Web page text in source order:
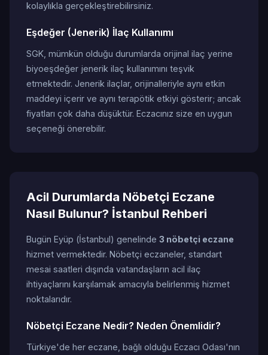
kolaylıkla gerçekleştirebilirsiniz.
Eşdeğer (Jenerik) İlaç Kullanımı
SGK, mümkün olduğu durumlarda orijinal ilaç yerine
biyoeşdeğer jenerik ilaç kullanımını teşvik
etmektedir. Jenerik ilaçlar, orijinalleriyle aynı etkin
maddeyi içerir ve aynı terapötik etkiyi gösterir; ancak
fiyatları çok daha düşüktür. Eczacınız size en uygun
seçeneği önerebilir.
Acil Durumlarda Nöbetçi Eczane
Nasıl Bulunur? İstanbul Rehberi
Bugün Eyüp (İstanbul) genelinde 3 nöbetçi eczane
hizmet vermektedir. Nöbetçi eczaneler, standart
mesai saatleri dışında vatandaşların acil ilaç
ihtiyaçlarını karşılamak amacıyla belirlenmiş hizmet
noktalarıdır.
Nöbetçi Eczane Nedir? Neden Önemlidir?
Türkiye'de her eczane, bağlı olduğu Eczacı Odası'nın